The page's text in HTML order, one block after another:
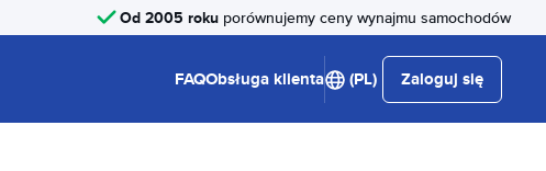
Od 2005 roku porównujemy ceny wynajmu samochodów
FAQObsługa klienta (PL) Zaloguj się